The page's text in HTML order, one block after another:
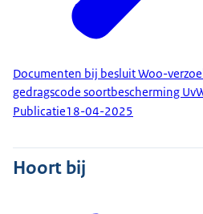
Documenten bij besluit Woo-
gedragscode soortbescherming
Publicatie18-04-2025
Hoort bij